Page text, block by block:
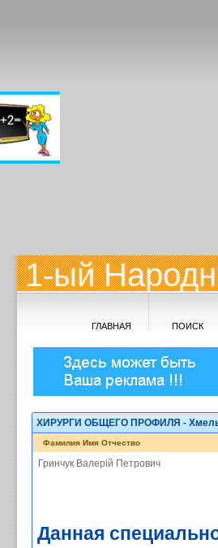
1-ый
ГЛАВНАЯ ПОИСК
ХИРУРГИ ОБЩЕГО ПРОФИЛЯ -
Фамилия Имя Отчество
Гринчук Валерій Петрович
Данная